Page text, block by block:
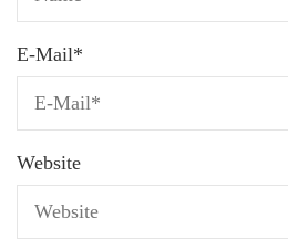
E-Mail*
Website